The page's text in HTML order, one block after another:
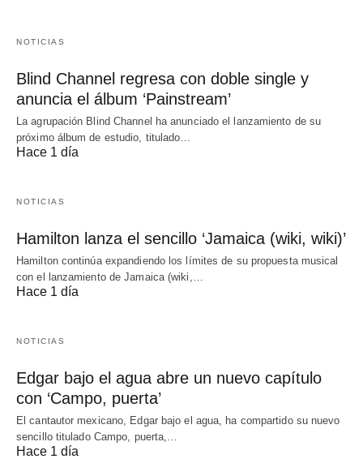
NOTICIAS
Blind Channel regresa con doble single y
anuncia el álbum ‘Painstream’
La agrupación Blind Channel ha anunciado el lanzamiento de su
próximo álbum de estudio, titulado…
Hace 1 día
NOTICIAS
Hamilton lanza el sencillo ‘Jamaica (wiki, wiki)’
Hamilton continúa expandiendo los límites de su propuesta musical
con el lanzamiento de Jamaica (wiki,…
Hace 1 día
NOTICIAS
Edgar bajo el agua abre un nuevo capítulo
con ‘Campo, puerta’
El cantautor mexicano, Edgar bajo el agua, ha compartido su nuevo
sencillo titulado Campo, puerta,…
Hace 1 día